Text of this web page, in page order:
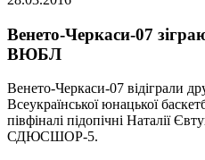
Венето-Черкаси-07
ВЮБЛ
Венето-Черкаси-07 відіграли
Всеукраїнської юнацької
півфіналі підопічні Наталії
СДЮСШОР-5.